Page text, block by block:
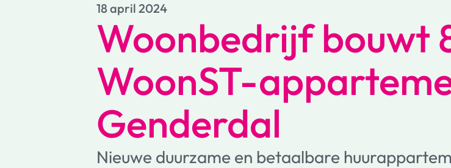
18 april 2024
Woonbedrijf bouwt
WoonST-
Genderdal
Nieuwe duurzame en betaalbare